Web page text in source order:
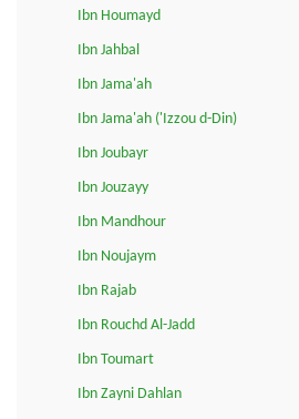
Ibn Houmayd
Ibn Jahbal
Ibn Jama'ah
Ibn Jama'ah ('Izzou d-Din)
Ibn Joubayr
Ibn Jouzayy
Ibn Mandhour
Ibn Noujaym
Ibn Rajab
Ibn Rouchd Al-Jadd
Ibn Toumart
Ibn Zayni Dahlan